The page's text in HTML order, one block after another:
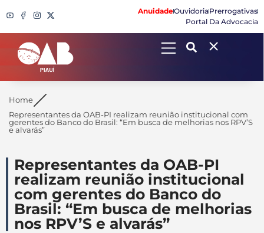
AnuidadeOuvidoriaPrerrogativas
Portal Da Advocacia
Search
Home
Representantes da OAB-PI realizam reunião institucional com
gerentes do Banco do Brasil: “Em busca de melhorias nos RPV’S
e alvarás”
Representantes da OAB-PI
realizam reunião institucional
com gerentes do Banco do
Brasil: “Em busca de melhorias
nos RPV’S e alvarás”